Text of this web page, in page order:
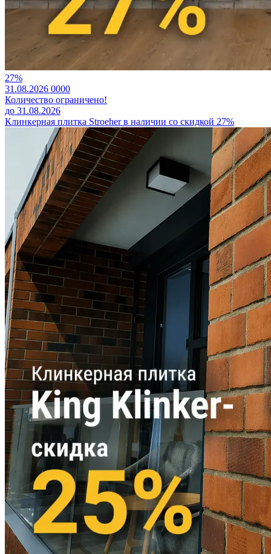
27%
31.08.2026 0000
Количество ограничено!
до 31.08.2026
Клинкерная плитка Stroeher в наличии со скидкой 27%